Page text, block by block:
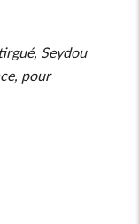
Seydou
pour